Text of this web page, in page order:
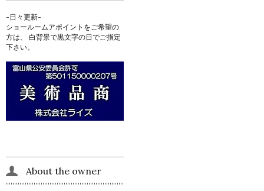
-日々更新-
ショールームアポイントをご希望の
方は、 白背景で黒文字の日でご指定
下さい。
About the owner